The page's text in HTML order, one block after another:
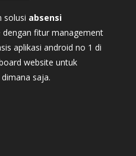
solusi absensi
dengan fitur management
aplikasi android no 1 di
website untuk
saja.